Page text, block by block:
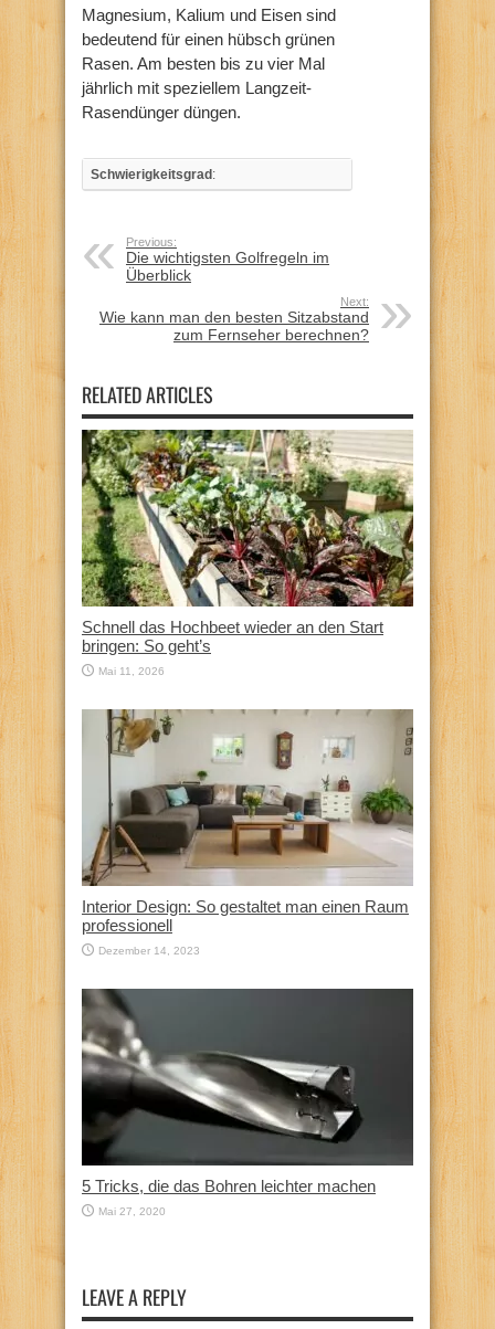
Magnesium, Kalium und Eisen sind
bedeutend für einen hübsch grünen
Rasen. Am besten bis zu vier Mal
jährlich mit speziellem Langzeit-
Rasendünger düngen.
Schwierigkeitsgrad:
Previous:
Die wichtigsten Golfregeln im
Überblick
Next:
Wie kann man den besten Sitzabstand
zum Fernseher berechnen?
RELATED ARTICLES
Schnell das Hochbeet wieder an den Start
bringen: So geht’s
Mai 11, 2026
Interior Design: So gestaltet man einen Raum
professionell
Dezember 14, 2023
5 Tricks, die das Bohren leichter machen
Mai 27, 2020
LEAVE A REPLY